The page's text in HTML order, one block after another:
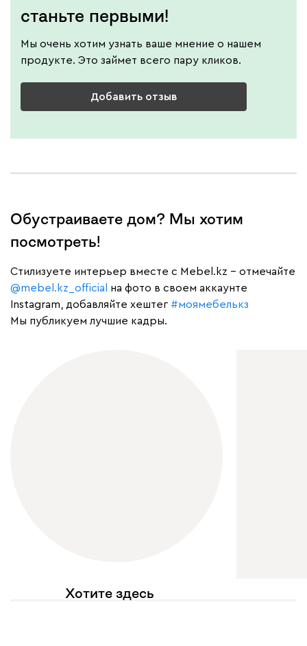
станьте первыми!
Мы очень хотим узнать ваше мнение о нашем
продукте. Это займет всего пару кликов.
Добавить отзыв
Обустраиваете дом? Мы хотим
посмотреть!
Cтилизуете интерьер вместе с Mebel.kz – отмечайте
@mebel.kz_official
на фото в своем аккаунте
Instagram, добавляйте хештег #моямебелькз
Мы публикуем лучшие кадры.
Хотите здесь